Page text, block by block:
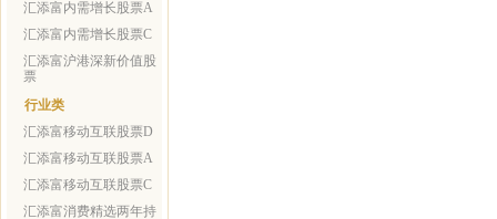
汇添富内需增长股票A
汇添富内需增长股票C
汇添富沪港深新价值股
票
行业类
汇添富移动互联股票D
汇添富移动互联股票A
汇添富移动互联股票C
汇添富消费精选两年持